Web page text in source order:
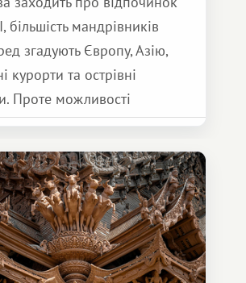
більшість мандрівників
згадують Європу, Азію,
курорти та острівні
Проте можливості
системи значно ширші.
є і Африка – континент,
подарувати зовсім
подорожі.